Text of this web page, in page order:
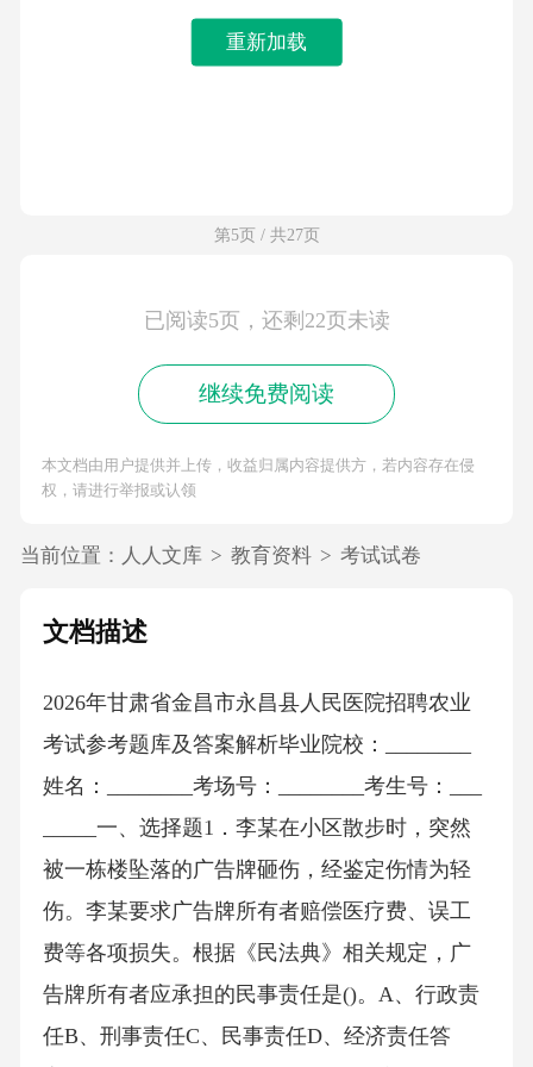
重新加载
第5页 / 共27页
已阅读5页，还剩22页未读
继续免费阅读
本文档由用户提供并上传，收益归属内容提供方，若内容存在侵
权，请进行举报或认领
当前位置： 人人文库 > 教育资料 > 考试试卷
文档描述
2026年甘肃省金昌市永昌县人民医院招聘农业
考试参考题库及答案解析毕业院校：________
姓名：________考场号：________考生号：___
_____一、选择题1．李某在小区散步时，突然
被一栋楼坠落的广告牌砸伤，经鉴定伤情为轻
伤。李某要求广告牌所有者赔偿医疗费、误工
费等各项损失。根据《民法典》相关规定，广
告牌所有者应承担的民事责任是()。A、行政责
任B、刑事责任C、民事责任D、经济责任答